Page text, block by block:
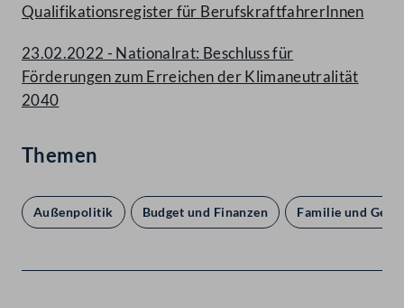
Qualifikationsregister für BerufskraftfahrerInnen
23.02.2022 - Nationalrat: Beschluss für
Förderungen zum Erreichen der Klimaneutralität
2040
Themen
Außenpolitik Budget und Finanzen Familie und